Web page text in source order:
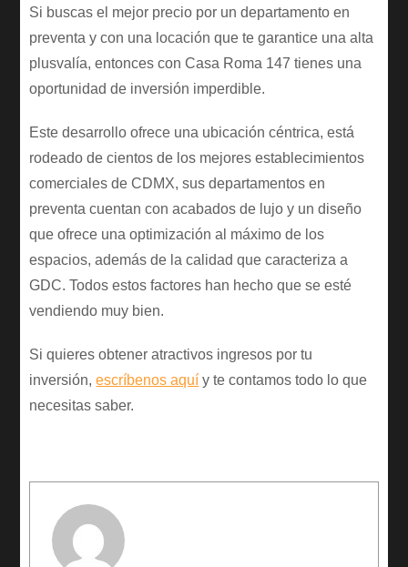
Si buscas el mejor precio por un departamento en
preventa y con una locación que te garantice una alta
plusvalía, entonces con Casa Roma 147 tienes una
oportunidad de inversión imperdible.
Este desarrollo ofrece una ubicación céntrica, está
rodeado de cientos de los mejores establecimientos
comerciales de CDMX, sus departamentos en
preventa cuentan con acabados de lujo y un diseño
que ofrece una optimización al máximo de los
espacios, además de la calidad que caracteriza a
GDC. Todos estos factores han hecho que se esté
vendiendo muy bien.
Si quieres obtener atractivos ingresos por tu
inversión,escríbenos aquí y te contamos todo lo que
necesitas saber.